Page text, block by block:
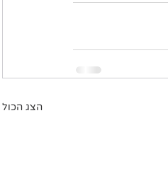
הצג הכול